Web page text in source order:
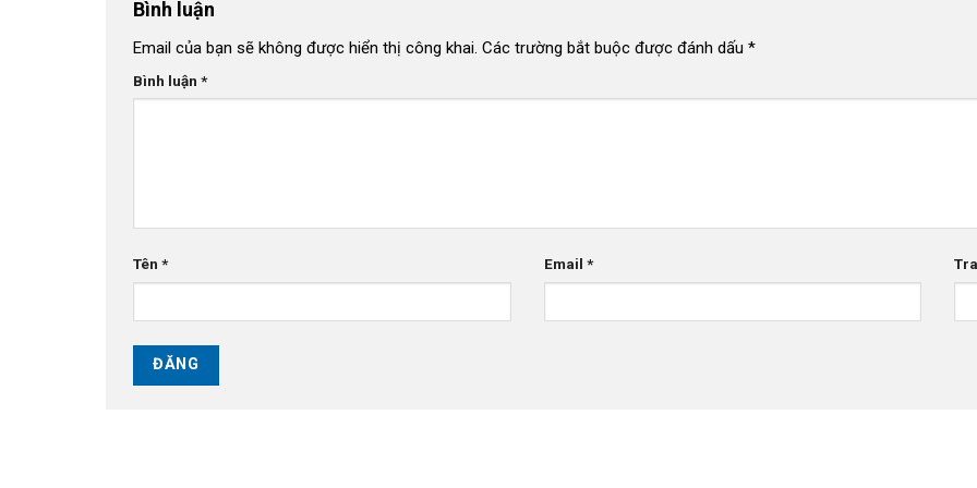
Bình luận
Email của bạn sẽ không được hiển thị công khai. Các trường bắt buộc được đánh dấu *
Bình luận *
Tên * Email *